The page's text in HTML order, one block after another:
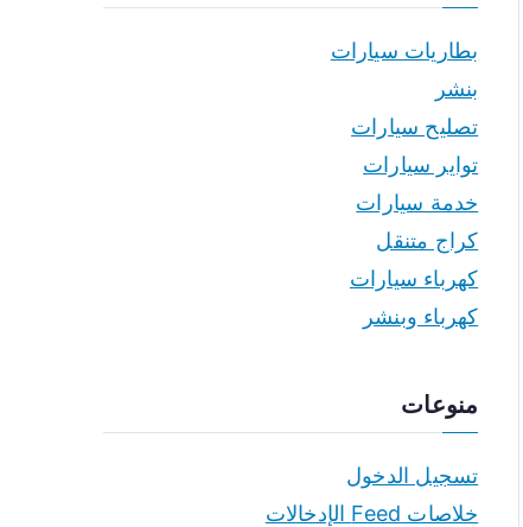
بطاريات سيارات
بنشر
تصليح سيارات
تواير سيارات
خدمة سيارات
كراج متنقل
كهرباء سيارات
كهرباء وبنشر
منوعات
تسجيل الدخول
خلاصات Feed الإدخالات